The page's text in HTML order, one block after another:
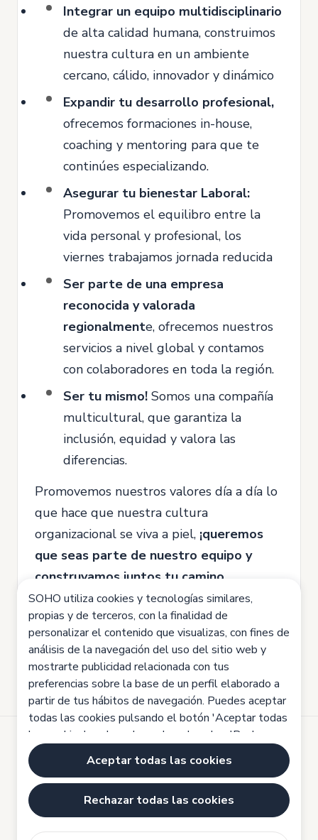
Integrar un equipo multidisciplinario
de alta calidad humana, construimos
nuestra cultura en un ambiente
cercano, cálido, innovador y dinámico
Expandir tu desarrollo profesional,
ofrecemos formaciones in-house,
coaching y mentoring para que te
continúes especializando.
Asegurar tu bienestar Laboral:
Promovemos el equilibro entre la
vida personal y profesional, los
viernes trabajamos jornada reducida
Ser parte de una empresa
reconocida y valorada
regionalmente, ofrecemos nuestros
servicios a nivel global y contamos
con colaboradores en toda la región.
Ser tu mismo! Somos una compañía
multicultural, que garantiza la
inclusión, equidad y valora las
diferencias.
Promovemos nuestros valores día a día lo
que hace que nuestra cultura
organizacional se viva a piel, ¡queremos
que seas parte de nuestro equipo y
construyamos juntos tu camino
profesional!
¡Te esperamos!
Desarrollado por
Aviso legal
Política de cookies
SOHO utiliza cookies y tecnologías similares,
propias y de terceros, con la finalidad de
personalizar el contenido que visualizas, con fines de
análisis de la navegación del uso del sitio web y
mostrarte publicidad relacionada con tus
preferencias sobre la base de un perfil elaborado a
partir de tus hábitos de navegación. Puedes aceptar
todas las cookies pulsando el botón 'Aceptar todas
las cookies', rechazarlas pulsando sobre 'Rechazar
todas las cookies' o configurarlas haciendo clic en
'Configuración de cookies'. Haz clic aquí para saber
más:Política de cookies
Aceptar todas las cookies
Rechazar todas las cookies